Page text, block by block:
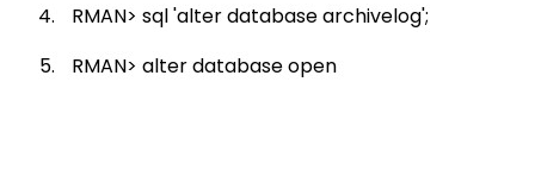
RMAN> sql 'alter database archivelog';
RMAN> alter database open